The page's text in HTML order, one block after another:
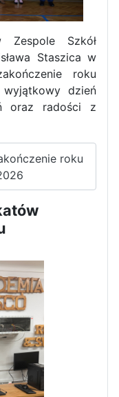
Szkół
Staszica w
roku
dzień
oraz radości z
roku